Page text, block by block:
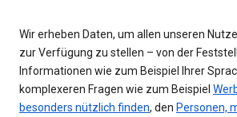
Wir erheben Daten, um allen unseren
zur Verfügung zu stellen – von der
Informationen wie zum Beispiel Ihrer
komplexeren Fragen wie zum Beispiel
besonders nützlich finden, den Personen,